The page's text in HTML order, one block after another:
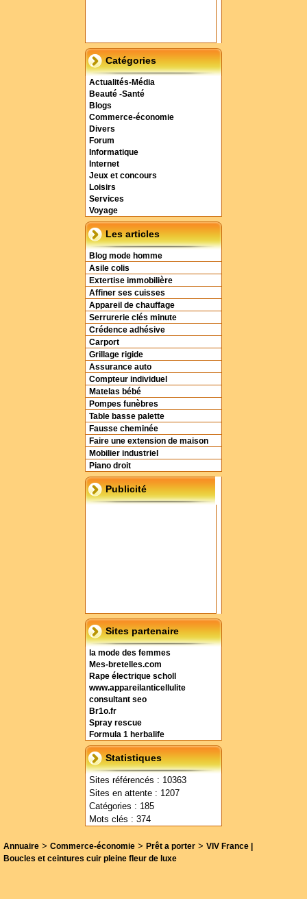
Catégories
Actualités-Média
Beauté -Santé
Blogs
Commerce-économie
Divers
Forum
Informatique
Internet
Jeux et concours
Loisirs
Services
Voyage
Les articles
Blog mode homme
Asile colis
Extertise immobilière
Affiner ses cuisses
Appareil de chauffage
Serrurerie clés minute
Crédence adhésive
Carport
Grillage rigide
Assurance auto
Compteur individuel
Matelas bébé
Pompes funèbres
Table basse palette
Fausse cheminée
Faire une extension de maison
Mobilier industriel
Piano droit
Publicité
Sites partenaire
la mode des femmes
Mes-bretelles.com
Rape électrique scholl
www.appareilanticellulite
consultant seo
Br1o.fr
Spray rescue
Formula 1 herbalife
Statistiques
Sites référencés : 10363
Sites en attente : 1207
Catégories : 185
Mots clés : 374
Annuaire > Commerce-économie > Prêt a porter > VIV France |
Boucles et ceintures cuir pleine fleur de luxe